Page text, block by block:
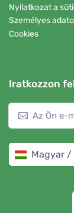
Nyilatkozat a
Személyes
Cookies
Iratkozzon
Magyar /